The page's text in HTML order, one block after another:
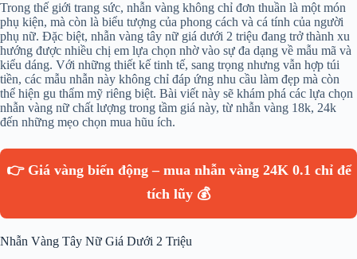
Trong thế giới trang sức, nhẫn vàng không chỉ đơn thuần là một món
phụ kiện, mà còn là biểu tượng của phong cách và cá tính của người
phụ nữ. Đặc biệt, nhẫn vàng tây nữ giá dưới 2 triệu đang trở thành xu
hướng được nhiều chị em lựa chọn nhờ vào sự đa dạng về mẫu mã và
kiểu dáng. Với những thiết kế tinh tế, sang trọng nhưng vẫn hợp túi
tiền, các mẫu nhẫn này không chỉ đáp ứng nhu cầu làm đẹp mà còn
thể hiện gu thẩm mỹ riêng biệt. Bài viết này sẽ khám phá các lựa chọn
nhẫn vàng nữ chất lượng trong tầm giá này, từ nhẫn vàng 18k, 24k
đến những mẹo chọn mua hũu ích.
👉 Giá vàng biến động – mua nhẫn vàng 24K 0.1 chỉ để
tích lũy 💰
Nhẫn Vàng Tây Nữ Giá Dưới 2 Triệu